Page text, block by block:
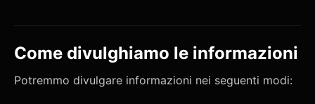
Come divulghiamo le informazioni
Potremmo divulgare informazioni nei seguenti modi: